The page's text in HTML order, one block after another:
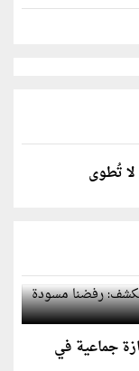
لا تُطوى
يكشف: رفضنا
جماعية في